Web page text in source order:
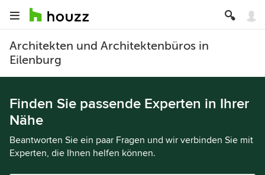
Architekten und Architektenbüros in
Eilenburg
Finden Sie passende Experten in Ihrer
Nähe
Beantworten Sie ein paar Fragen und wir verbinden Sie mit
Experten, die Ihnen helfen können.